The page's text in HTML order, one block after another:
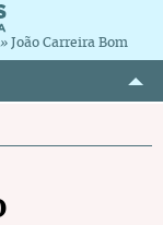
João Carreira Bom